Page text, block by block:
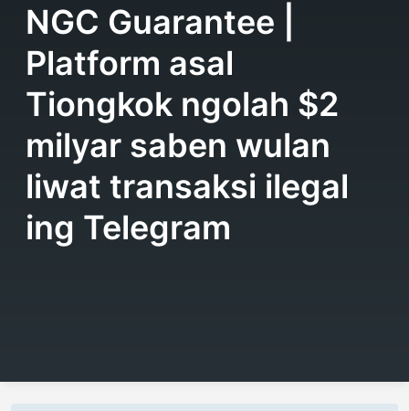
NGC Guarantee |
Platform asal
Tiongkok ngolah $2
milyar saben wulan
liwat transaksi ilegal
ing Telegram